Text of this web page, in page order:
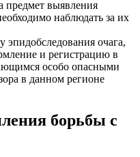
предмет выявления
наблюдать за их
эпидобследования очага,
и регистрацию в
особо опасными
в данном регионе
борьбы с